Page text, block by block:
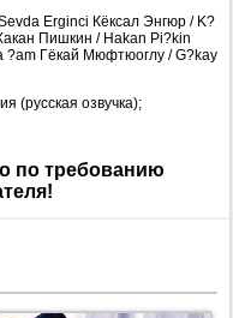
Erginci Кёксал Энгюр / K?
Пишкин / Hakan Pi?kin
Гёкай Мюфтюоглу / G?kay
(русская озвучка);
по требованию